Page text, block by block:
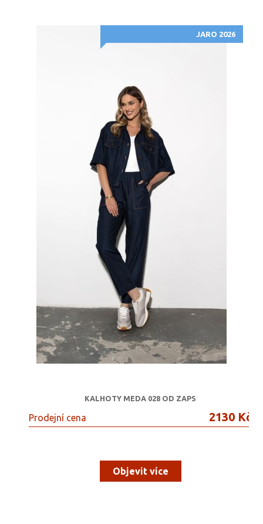
JARO 2026
KALHOTY MEDA 028 OD ZAPS
Prodejní cena 2130 Kč
Objevit více